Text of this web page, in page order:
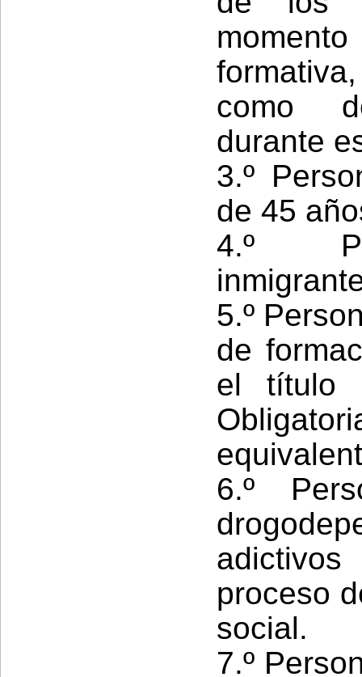
como
durante
3.º
de 45
4.º
5.º
de
el título
6.º
proceso
social.
7.º